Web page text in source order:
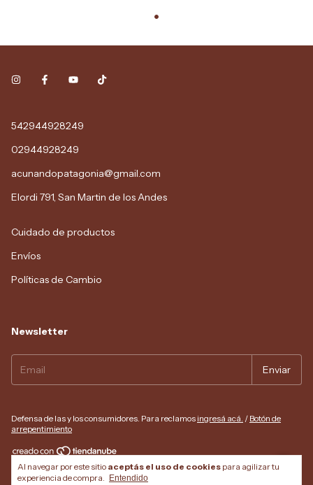
Al navegar por este sitio aceptás el uso de cookies para agilizar tu
experiencia de compra.
Entendido
542944928249
02944928249
acunandopatagonia@gmail.com
Elordi 791, San Martin de los Andes
Cuidado de productos
Envíos
Políticas de Cambio
Newsletter
Defensa de las y los consumidores. Para reclamos ingresá acá. / Botón de
arrepentimiento
Copyright Acunando Patagonia - 2026. Todos los derechos reservados.